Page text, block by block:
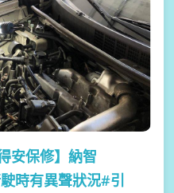
得安保修】納智
時有異聲狀況#引